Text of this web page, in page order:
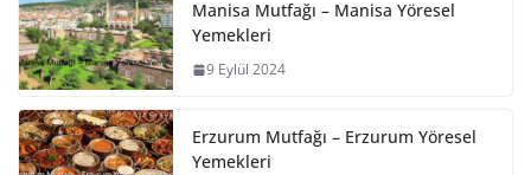
Manisa Mutfağı – Manisa Yöresel
Yemekleri
9 Eylül 2024
Erzurum Mutfağı – Erzurum Yöresel
Yemekleri